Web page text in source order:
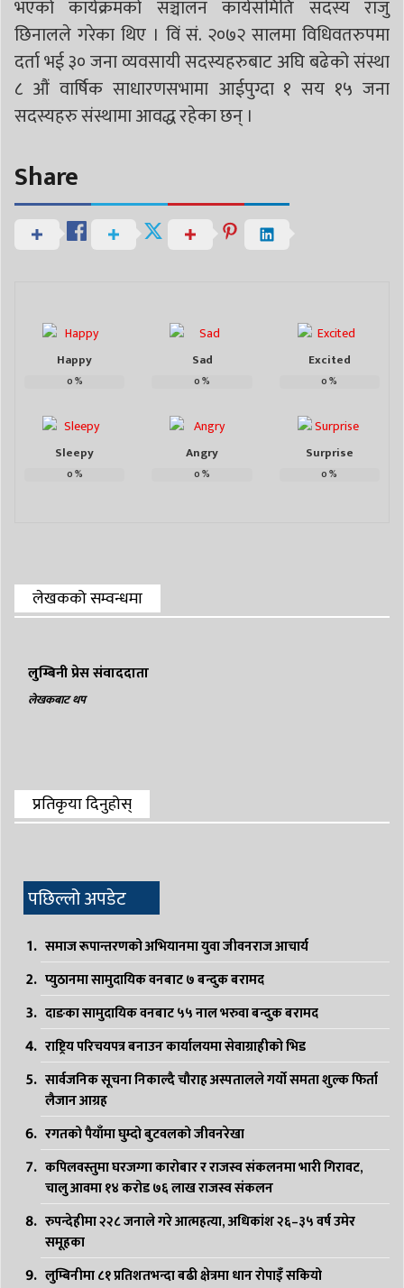
भएको कार्यक्रमको सञ्चालन कार्यसमिति सदस्य राजु
छिनालले गरेका थिए । विं सं. २०७२ सालमा विधिवतरुपमा
दर्ता भई ३० जना व्यवसायी सदस्यहरुबाट अघि बढेको संस्था
८ औं वार्षिक साधारणसभामा आईपुग्दा १ सय १५ जना
सदस्यहरु संस्थामा आवद्ध रहेका छन् ।
Share
Happy
0%
Sad
0%
Excited
0%
Sleepy
0%
Angry
0%
Surprise
0%
लेखकको सम्वन्धमा
लुम्बिनी प्रेस संवाददाता
लेखकबाट थप
प्रतिकृया दिनुहोस्
पछिल्लो अपडेट
समाज रूपान्तरणको अभियानमा युवा जीवनराज आचार्य
प्युठानमा सामुदायिक वनबाट ७ बन्दुक बरामद
दाङका सामुदायिक वनबाट ५५ नाल भरुवा बन्दुक बरामद
राष्ट्रिय परिचयपत्र बनाउन कार्यालयमा सेवाग्राहीको भिड
सार्वजनिक सूचना निकाल्दै चौराह अस्पतालले गर्यो समता शुल्क फिर्ता
लैजान आग्रह
रगतको पैयाँमा घुम्दो बुटवलको जीवनरेखा
कपिलवस्तुमा घरजग्गा कारोबार र राजस्व संकलनमा भारी गिरावट,
चालु आवमा १४ करोड ७६ लाख राजस्व संकलन
रुपन्देहीमा २२८ जनाले गरे आत्महत्या, अधिकांश २६–३५ वर्ष उमेर
समूहका
लुम्बिनीमा ८१ प्रतिशतभन्दा बढी क्षेत्रमा धान रोपाइँ सकियो